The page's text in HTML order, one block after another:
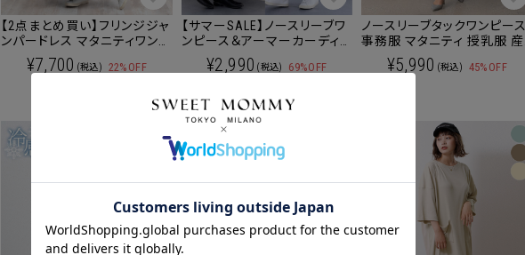
【2点まとめ買い】フリンジジャ
ンパードレス マタニティワンピ
ース ジャンパースカート マタ
ニティ 授乳服 産後も使える
¥7,700 (税込) 22%OFF
【サマーSALE】ノースリーブワ
ンピース＆アーマーカーディ
ガン 2点セット マタニティ
授乳服 産後も使える
¥2,990 (税込) 69%OFF
ノースリーブタックワンピース
事務服 マタニティ 授乳服 産
後も使える
¥5,990 (税込) 45%OFF
クーポンコードをコピーしました。
クーポンのご利用には会員登録が必要となります。